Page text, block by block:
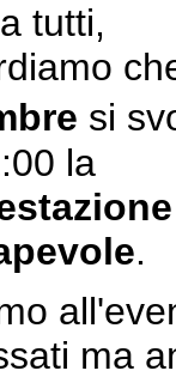
tutti,
si
la
.
ma